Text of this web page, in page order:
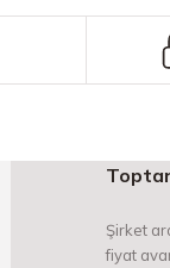
Şirket
fiyat